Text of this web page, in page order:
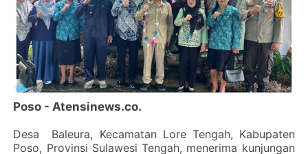
Poso - Atensinews.co.
‎Desa Baleura, Kecamatan Lore Tengah, Kabupaten
Poso, Provinsi Sulawesi Tengah, menerima kunjungan